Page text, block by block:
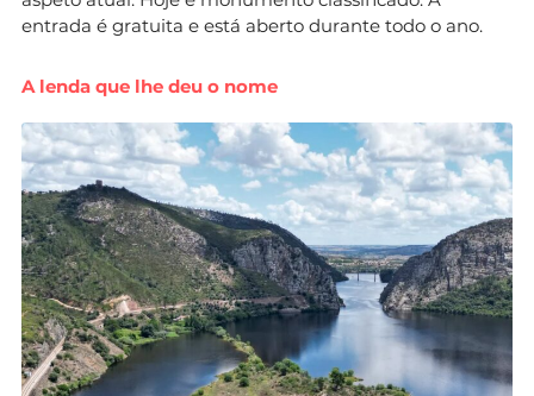
entrada é gratuita e está aberto durante todo o ano.
A lenda que lhe deu o nome